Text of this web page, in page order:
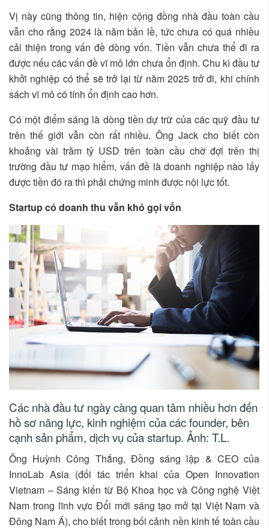
Vị này cũng thông tin, hiện cộng đồng nhà đầu toàn cầu
vẫn cho rằng 2024 là năm bản lề, tức chưa có quá nhiều
cải thiện trong vấn đề dòng vốn. Tiền vẫn chưa thể đi ra
được nếu các vấn đề vĩ mô lớn chưa ổn định. Chu kì đầu tư
khởi nghiệp có thể sẽ trở lại từ năm 2025 trở đi, khi chính
sách vĩ mô có tính ổn định cao hơn.
Có một điểm sáng là dòng tiền dự trữ của các quỹ đầu tư
trên thế giới vẫn còn rất nhiều. Ông Jack cho biết còn
khoảng vài trăm tỷ USD trên toàn cầu chờ đợi trên thị
trường đầu tư mạo hiểm, vấn đề là doanh nghiệp nào lấy
được tiền đó ra thì phải chứng minh được nội lực tốt.
Startup có doanh thu vẫn khó gọi vốn
Các nhà đầu tư ngày càng quan tâm nhiều hơn đến
hồ sơ năng lực, kinh nghiệm của các founder, bên
cạnh sản phẩm, dịch vụ của startup. Ảnh: T.L.
Ông Huỳnh Công Thắng, Đồng sáng lập & CEO của
InnoLab Asia (đối tác triển khai của Open Innovation
Vietnam – Sáng kiến từ Bộ Khoa học và Công nghệ Việt
Nam trong lĩnh vực Đổi mới sáng tạo mở tại Việt Nam và
Đông Nam Á), cho biết trong bối cảnh nền kinh tế toàn cầu